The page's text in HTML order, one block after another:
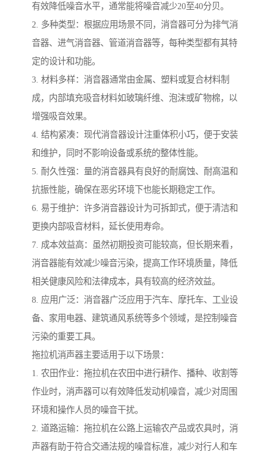
有效降低噪音水平，通常能将噪音减少20至40分贝。
2. 多种类型：根据应用场景不同，消音器可分为排气消
音器、进气消音器、管道消音器等，每种类型都有其特
定的设计和功能。
3. 材料多样：消音器通常由金属、塑料或复合材料制
成，内部填充吸音材料如玻璃纤维、泡沫或矿物棉，以
增强吸音效果。
4. 结构紧凑：现代消音器设计注重体积小巧，便于安装
和维护，同时不影响设备或系统的整体性能。
5. 耐久性强：量的消音器具有良好的耐腐蚀、耐高温和
抗振性能，确保在恶劣环境下也能长期稳定工作。
6. 易于维护：许多消音器设计为可拆卸式，便于清洁和
更换内部吸音材料，延长使用寿命。
7. 成本效益高：虽然初期投资可能较高，但长期来看，
消音器能有效减少噪音污染，提高工作环境质量，降低
相关健康风险和法律成本，具有较高的经济效益。
8. 应用广泛：消音器广泛应用于汽车、摩托车、工业设
备、家用电器、建筑通风系统等多个领域，是控制噪音
污染的重要工具。
拖拉机消声器主要适用于以下场景：
1. 农田作业：拖拉机在农田中进行耕作、播种、收割等
作业时，消声器可以有效降低发动机噪音，减少对周围
环境和操作人员的噪音干扰。
2. 道路运输：拖拉机在公路上运输农产品或农具时，消
声器有助于符合交通法规的噪音标准，减少对行人和车